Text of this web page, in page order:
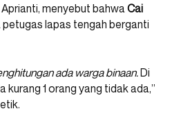
menyebut bahwaCai
lapas tengah berganti
ada warga binaan.Di
kurang 1 orang yang tidak ada,”